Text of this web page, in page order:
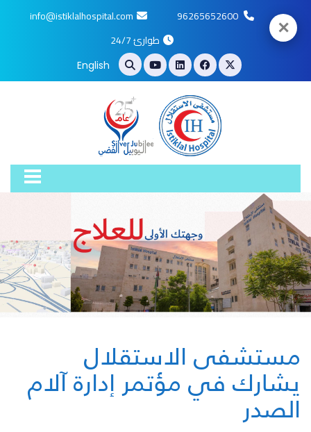
96265652600
info@istiklalhospital.com
طوارئ 24/7
English
مستشفى الاستقلال
يشارك في مؤتمر إدارة آلام
الصدر
✕